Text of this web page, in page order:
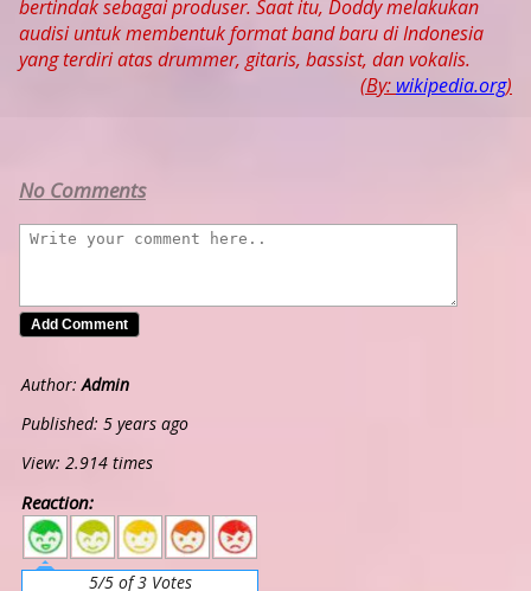
bertindak sebagai produser. Saat itu, Doddy melakukan
audisi untuk membentuk format band baru di Indonesia
yang terdiri atas drummer, gitaris, bassist, dan vokalis.
(By: wikipedia.org)
No Comments
Author:Admin
Published: 5 years ago
View: 2.914 times
Reaction:
5 4 3 2 1
5/5 of 3 Votes